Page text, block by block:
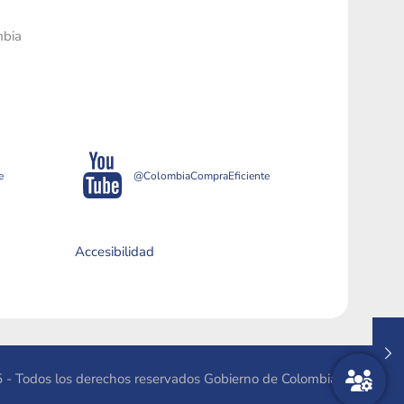
@ColombiaCompraEficiente
Accesibilidad
Todos los derechos reservados Gobierno de Colombia